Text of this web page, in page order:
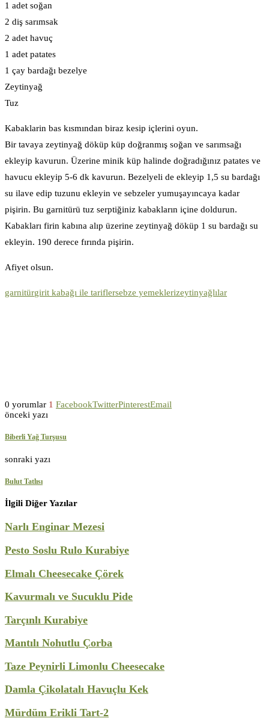
1 adet soğan
2 diş sarımsak
2 adet havuç
1 adet patates
1 çay bardağı bezelye
Zeytinyağ
Tuz
Kabaklarin bas kısmından biraz kesip içlerini oyun.
Bir tavaya zeytinyağ döküp küp doğranmış soğan ve sarımsağı
ekleyip kavurun. Üzerine minik küp halinde doğradığınız patates ve
havucu ekleyip 5-6 dk kavurun. Bezelyeli de ekleyip 1,5 su bardağı
su ilave edip tuzunu ekleyin ve sebzeler yumuşayıncaya kadar
pişirin. Bu garnitürü tuz serptiğiniz kabakların içine doldurun.
Kabakları firin kabına alıp üzerine zeytinyağ döküp 1 su bardağı su
ekleyin. 190 derece fırında pişirin.
Afiyet olsun.
garnitürgirit kabağı ile tariflersebze yemeklerizeytinyağlılar
0 yorumlar 1 FacebookTwitterPinterestEmail
önceki yazı
Biberli Yağ Turşusu
sonraki yazı
Bulut Tatlısı
İlgili Diğer Yazılar
Narlı Enginar Mezesi
Pesto Soslu Rulo Kurabiye
Elmalı Cheesecake Çörek
Kavurmalı ve Sucuklu Pide
Tarçınlı Kurabiye
Mantılı Nohutlu Çorba
Taze Peynirli Limonlu Cheesecake
Damla Çikolatalı Havuçlu Kek
Mürdüm Erikli Tart-2